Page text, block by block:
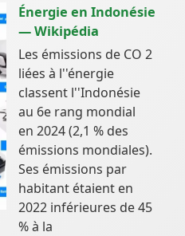
Énergie en Indonésie
— Wikipédia
Les émissions de CO 2
liées à l''énergie
classent l''Indonésie
au 6e rang mondial
en 2024 (2,1 % des
émissions mondiales).
Ses émissions par
habitant étaient en
2022 inférieures de 45
% à la